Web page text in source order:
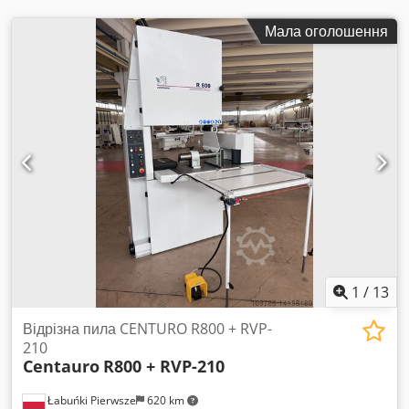
Мала оголошення
1 / 13
Łabuńki Pierwsze 620 km
Відрізна пила CENTURO R800 + RVP-
210
Centauro R800 + RVP-210